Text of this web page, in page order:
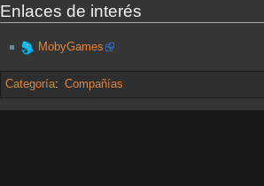
Enlaces de interés
MobyGames
Categoría: Compañías